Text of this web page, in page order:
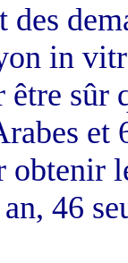
in
être sûr
et
46